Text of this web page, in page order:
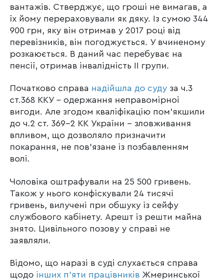
вантажів. Стверджує, що гроші не вимагав, а
їх йому перераховували як дяку. Із сумою 344
900 грн, яку він отримав у 2017 році від
перевізників, він погоджується. У вчиненому
розкаюється. В даний час перебуває на
пенсії, отримав інвалідність ІІ групи.
Початково справа надійшла до суду за ч.3
ст.368 ККУ – одержання неправомірної
вигоди. Але згодом кваліфікацію пом’якшили
до ч.2 ст. 369-2 КК України – зловживання
впливом, що дозволяло призначити
покарання, не пов’язане із позбавленням
волі.
Чоловіка оштрафували на 25 500 гривень.
Також у нього конфіскували 24 тисячі
гривень, вилучені при обшуку із сейфу
службового кабінету. Арешт із решти майна
знято. Цивільного позову у справі не
заявляли.
Відомо, що наразі в суді слухається справа
щодо інших п’яти працівників Жмеринської